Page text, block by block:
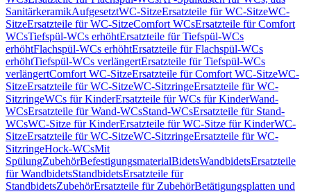
SanitärkeramikAufgesetztWC-SitzeErsatzteile für WC-SitzeWC-
SitzeErsatzteile für WC-SitzeComfort WCsErsatzteile für Comfort
WCsTiefspül-WCs erhöhtErsatzteile für Tiefspül-WCs
erhöhtFlachspül-WCs erhöhtErsatzteile für Flachspül-WCs
erhöhtTiefspül-WCs verlängertErsatzteile für Tiefspül-WCs
verlängertComfort WC-SitzeErsatzteile für Comfort WC-SitzeWC-
SitzeErsatzteile für WC-SitzeWC-SitzringeErsatzteile für WC-
SitzringeWCs für KinderErsatzteile für WCs für KinderWand-
WCsErsatzteile für Wand-WCsStand-WCsErsatzteile für Stand-
WCsWC-Sitze für KinderErsatzteile für WC-Sitze für KinderWC-
SitzeErsatzteile für WC-SitzeWC-SitzringeErsatzteile für WC-
SitzringeHock-WCsMit
SpülungZubehörBefestigungsmaterialBidetsWandbidetsErsatzteile
für WandbidetsStandbidetsErsatzteile für
StandbidetsZubehörErsatzteile für ZubehörBetätigungsplatten und